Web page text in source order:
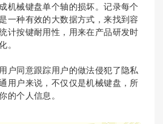
机械键盘单个轴的损坏。记录每个
一种有效的大数据方式，来找到容
计按键耐用性，用来在产品研发时
。
户同意跟踪用户的做法侵犯了隐私
用户来说，不仅仅是机械键盘，所
的个人信息。